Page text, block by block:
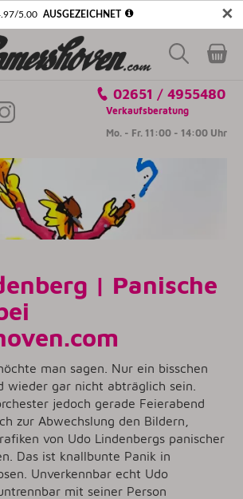
✕
NEWSLETTER ABONNIEREN
02651 / 4955480
Verkaufsberatung
Mo. - Fr. 11:00 - 14:00 Uhr
| Panische
man sagen. Nur ein bisschen
wieder gar nicht abträglich sein.
jedoch gerade Feierabend
zur Abwechslung den Bildern,
von Udo Lindenbergs panischer
Das ist knallbunte Panik in
Unverkennbar echt Udo
mit seiner Person